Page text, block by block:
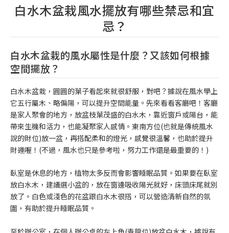
白水木盆栽風水擺放有哪些禁忌和宜
忌？
白水木盆栽的風水屬性是什麼？又該如何根據
空間擺放？
白水木盆栽，圓圓的葉子看起來就很舒服，對吧？據說在風水學上
它五行屬木、略偏陽，可以提升空間能量。先來看看客廳吧！客廳
是家人聚會的地方，放盆枝葉茂盛的白水木，靠近窗戶或陽台，能
帶來生機和活力，也能凝聚家人感情。東南方位(也就是傳統風水
說的財位)放一盆，再搭配柔和的燈光，感覺很溫馨，也助於提升
財運喔！(不過，風水也只是參考啦，努力工作還是最重要的！)
臥室是休息的地方，植物太多反而會影響睡眠品質。如果要在臥室
放白水木，建議選小盆的，放在窗邊吸收陽光就好，床頭床尾就別
放了。白色或淺色的花盆跟白水木很搭，可以營造清新自然的氛
圍，有助於提升睡眠品質。